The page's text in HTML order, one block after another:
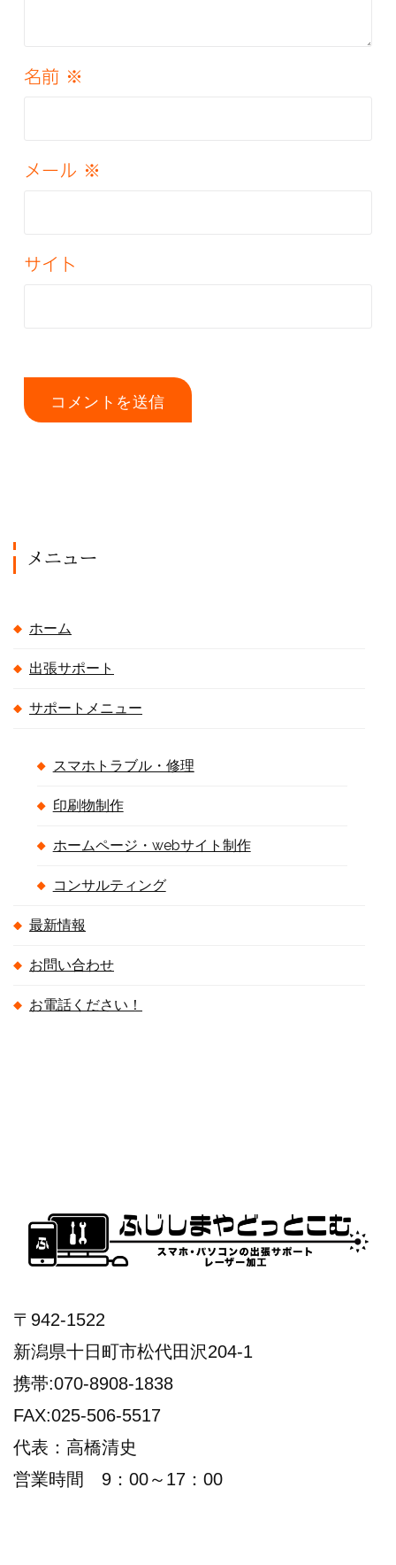
名前 ※
メール ※
サイト
メニュー
ホーム
出張サポート
サポートメニュー
スマホトラブル・修理
印刷物制作
ホームページ・webサイト制作
コンサルティング
最新情報
お問い合わせ
お電話ください！
〒942-1522
新潟県十日町市松代田沢204-1
携帯:070-8908-1838
FAX:025-506-5517
代表：高橋清史
営業時間 9：00～17：00